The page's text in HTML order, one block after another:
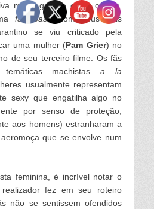
muito grande entre os fãs.
fan basecom seus dois
se viu criticado pela
uma mulher (Pam Grier) no
de seu terceiro filme. Os fãs
temáticas machistasa la
usualmente representam
sexy que engatilha algo no
por senso de proteção,
aos homens) estranharam a
que se envolve num
feminina, é incrível notar o
fez em seu roteiro
não se sentissem ofendidos